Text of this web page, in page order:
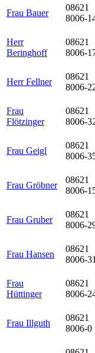
Frau Bauer
08621
8006-
Herr
Beringhoff
08621
8006-
Herr Fellner
08621
8006-
Frau
Flötzinger
08621
8006-
Frau Geigl
08621
8006-
Frau Gröbner
08621
8006-
Frau Gruber
08621
8006-
Frau Hansen
08621
8006-31
Frau
Hüttinger
08621
8006-
Frau Illguth
08621
8006-0